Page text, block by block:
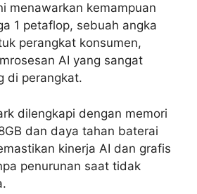
menawarkan kemampuan
1 petaflop, sebuah angka
perangkat konsumen,
AI yang sangat
di perangkat.
dilengkapi dengan memori
dan daya tahan baterai
kinerja AI dan grafis
penurunan saat tidak